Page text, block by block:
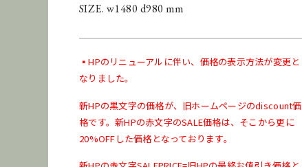
SIZE. w1480 d980 mm
▪️HPのリニューアルに伴い、価格の表示方法が変更と
なりました。
新HPの黒文字の価格が、旧ホームページのdiscount価
格です。新HPの赤文字のSALE価格は、そこから更に
20%OFFした価格となっております。